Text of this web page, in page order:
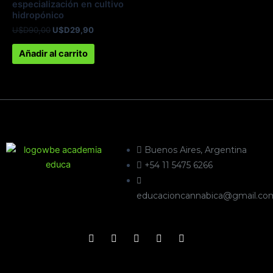
especialización en cultivo
hidropónico
U$D90,00 U$D29,90
Añadir al carrito
Buenos Aires, Argentina
+54 11 5475 6266
F
a
Y
o
I
n
T
e
W
h